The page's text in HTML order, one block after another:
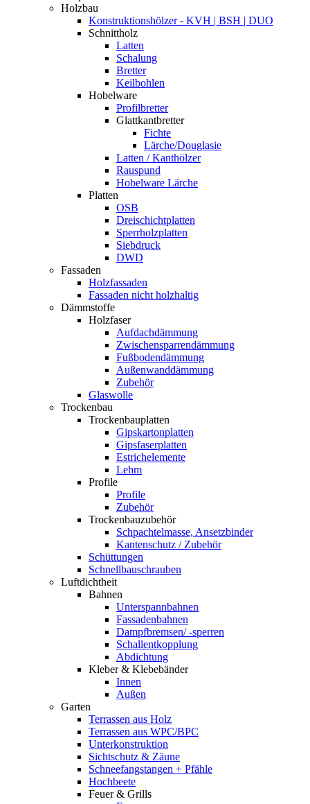
Holzbau
Konstruktionshölzer - KVH | BSH | DUO
Schnittholz
Latten
Schalung
Bretter
Keilbohlen
Hobelware
Profilbretter
Glattkantbretter
Fichte
Lärche/Douglasie
Latten / Kanthölzer
Rauspund
Hobelware Lärche
Platten
OSB
Dreischichtplatten
Sperrholzplatten
Siebdruck
DWD
Fassaden
Holzfassaden
Fassaden nicht holzhaltig
Dämmstoffe
Holzfaser
Aufdachdämmung
Zwischensparrendämmung
Fußbodendämmung
Außenwanddämmung
Zubehör
Glaswolle
Trockenbau
Trockenbauplatten
Gipskartonplatten
Gipsfaserplatten
Estrichelemente
Lehm
Profile
Profile
Zubehör
Trockenbauzubehör
Schpachtelmasse, Ansetzbinder
Kantenschutz / Zubehör
Schüttungen
Schnellbauschrauben
Luftdichtheit
Bahnen
Unterspannbahnen
Fassadenbahnen
Dampfbremsen/ -sperren
Schallentkopplung
Abdichtung
Kleber & Klebebänder
Innen
Außen
Garten
Terrassen aus Holz
Terrassen aus WPC/BPC
Unterkonstruktion
Sichtschutz & Zäune
Schneefangstangen + Pfähle
Hochbeete
Feuer & Grills